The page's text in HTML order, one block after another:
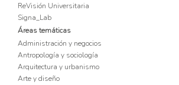
ReVisión Universitaria
Signa_Lab
Áreas temáticas
Administración y negocios
Antropología y sociología
Arquitectura y urbanismo
Arte y diseño